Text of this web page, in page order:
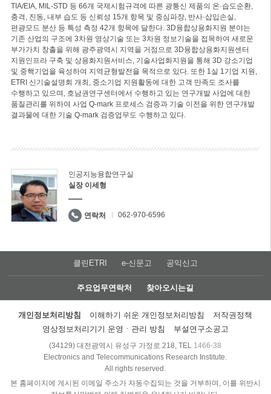
TIA/EIA, MIL-STD 등 66개 국제시험규격에 따른 광통신 제품의 온·습도순환,
충격, 진동, 내부 습도 등 신뢰성 15개 항목 및 중심파장, 반사·삽입손실,
편광모드 분산 등 특성 측정 42개 항목에 달한다. 3D융합상용화지원 분야는
기존 산업의 구조에 3차원 영상기술 또는 3차원 정보기술을 접목하여 새로운
부가가치 창출을 위해 광주광역시 지역을 거점으로 3D융합상용화지원센터
지원인프라 구축 및 상용화지원서비스, 기술사업화지원을 통해 3D 강소기업
및 중핵기업을 육성하여 지역균형발전을 목적으로 있다. 또한 1실 1기업 지원,
ETRI 신기술설명회 개최, 중소기업 지원활동에 대한 고객 만족도 조사를
수행하고 있으며, 호남권연구센터에서 수행하고 있는 연구개발 사업에 대한
품질관리를 위하여 사업 Q-mark 프로세스 검증과 기술 이전을 위한 연구개발
결과물에 대한 기술 Q-mark 검증업무도 수행하고 있다.
인공지능융합연구실
실장 이세형
연락처 062-970-6596
클린ETRI e-신문고 공익신고
주요업무연락처 찾아오시는길
개인정보처리방침 이해하기 쉬운 개인정보처리방침
저작권정책
영상정보처리기기 운영ㆍ관리 방침
부설연구소공고
(34129) 대전광역시 유성구 가정로 218, TEL 1466-38
Electronics and Telecommunications Research Institute.
All rights reserved.
본 홈페이지에 게시된 이메일 주소가 자동수집되는 것을 거부하며, 이를 위반시